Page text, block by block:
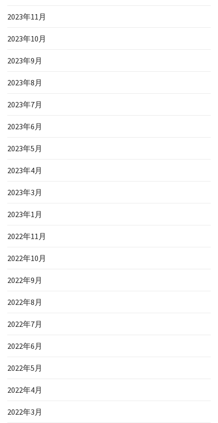
2023年11月
2023年10月
2023年9月
2023年8月
2023年7月
2023年6月
2023年5月
2023年4月
2023年3月
2023年1月
2022年11月
2022年10月
2022年9月
2022年8月
2022年7月
2022年6月
2022年5月
2022年4月
2022年3月